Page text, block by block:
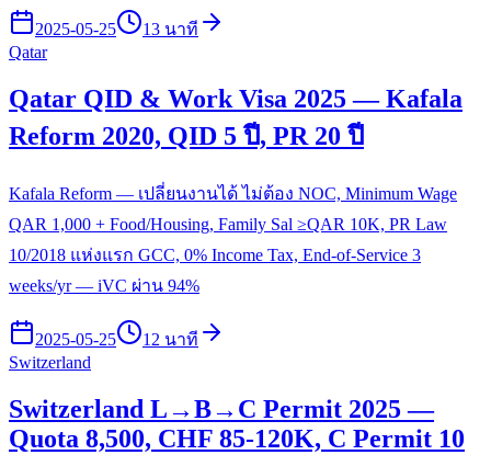
2025-05-25
13 นาที
Qatar
Qatar QID & Work Visa 2025 — Kafala
Reform 2020, QID 5 ปี, PR 20 ปี
Kafala Reform — เปลี่ยนงานได้ ไม่ต้อง NOC, Minimum Wage
QAR 1,000 + Food/Housing, Family Sal ≥QAR 10K, PR Law
10/2018 แห่งแรก GCC, 0% Income Tax, End-of-Service 3
weeks/yr — iVC ผ่าน 94%
2025-05-25
12 นาที
Switzerland
Switzerland L→B→C Permit 2025 —
Quota 8,500, CHF 85-120K, C Permit 10